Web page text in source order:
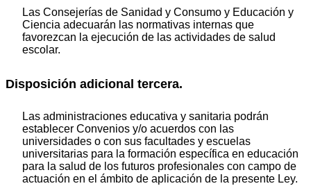
Las Consejerías de Sanidad y Consumo y Educación y
Ciencia adecuarán las normativas internas que
favorezcan la ejecución de las actividades de salud
escolar.
Disposición adicional tercera.
Las administraciones educativa y sanitaria podrán
establecer Convenios y/o acuerdos con las
universidades o con sus facultades y escuelas
universitarias para la formación específica en educación
para la salud de los futuros profesionales con campo de
actuación en el ámbito de aplicación de la presente Ley.